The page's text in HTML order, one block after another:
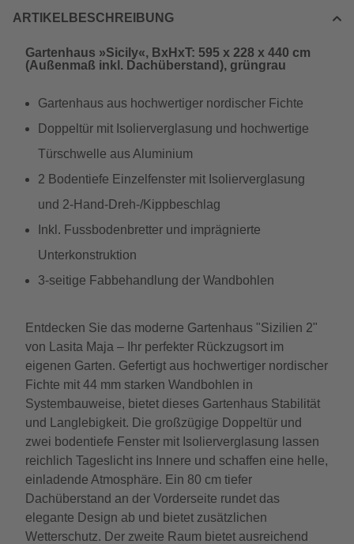
ARTIKELBESCHREIBUNG
Gartenhaus »Sicily«, BxHxT: 595 x 228 x 440 cm
(Außenmaß inkl. Dachüberstand), grüngrau
Gartenhaus aus hochwertiger nordischer Fichte
Doppeltür mit Isolierverglasung und hochwertige
Türschwelle aus Aluminium
2 Bodentiefe Einzelfenster mit Isolierverglasung
und 2-Hand-Dreh-/Kippbeschlag
Inkl. Fussbodenbretter und imprägnierte
Unterkonstruktion
3-seitige Fabbehandlung der Wandbohlen
Entdecken Sie das moderne Gartenhaus "Sizilien 2"
von Lasita Maja – Ihr perfekter Rückzugsort im
eigenen Garten. Gefertigt aus hochwertiger nordischer
Fichte mit 44 mm starken Wandbohlen in
Systembauweise, bietet dieses Gartenhaus Stabilität
und Langlebigkeit. Die großzügige Doppeltür und
zwei bodentiefe Fenster mit Isolierverglasung lassen
reichlich Tageslicht ins Innere und schaffen eine helle,
einladende Atmosphäre. Ein 80 cm tiefer
Dachüberstand an der Vorderseite rundet das
elegante Design ab und bietet zusätzlichen
Wetterschutz. Der zweite Raum bietet ausreichend